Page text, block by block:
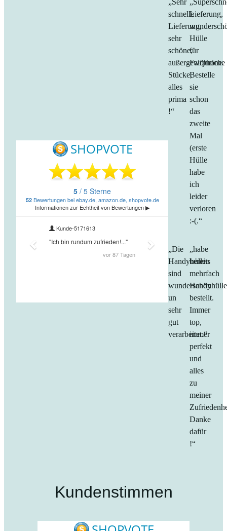
schnelle
Lieferung,
sehr
schöne,
außergewöhniche
Stücke,
alles
prima
!“
Lieferung,
Hülle
für
Fairphone.
Bestelle
sie
schon
das
zweite
Mal
(erste
Hülle
habe
ich
leider
verloren
:-(.“
„Die
Handyhüllen
sind
wunderschön
un
sehr
gut
verarbeitet.“
„habe
bereits
mehrfach
bestellt.
Immer
top,
immer
perfekt
und
alles
zu
meiner
Danke
dafür
!“
Kundenstimmen